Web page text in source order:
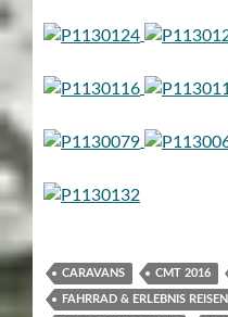
CARAVANS CMT 2016
FAHRRAD & ERLEBNIS REISEN